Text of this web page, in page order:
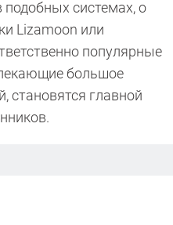
системах, о
Lizamoon или
популярные
большое
становятся главной